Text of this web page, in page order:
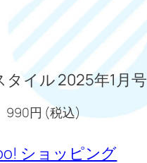
タイル 2025年1月号
990円 (税込)
ショッピング